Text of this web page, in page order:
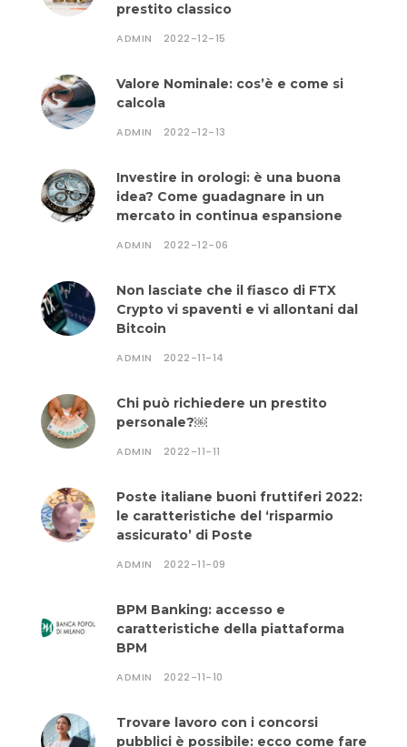
prestito classico
ADMIN 2022-12-15
Valore Nominale: cos’è e come si
calcola
ADMIN 2022-12-13
Investire in orologi: è una buona
idea? Come guadagnare in un
mercato in continua espansione
ADMIN 2022-12-06
Non lasciate che il fiasco di FTX
Crypto vi spaventi e vi allontani dal
Bitcoin
ADMIN 2022-11-14
Chi può richiedere un prestito
personale?￼
ADMIN 2022-11-11
Poste italiane buoni fruttiferi 2022:
le caratteristiche del ‘risparmio
assicurato’ di Poste
ADMIN 2022-11-09
BPM Banking: accesso e
caratteristiche della piattaforma
BPM
ADMIN 2022-11-10
Trovare lavoro con i concorsi
pubblici è possibile: ecco come fare